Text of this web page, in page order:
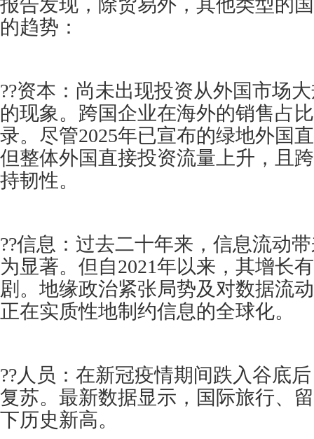
报告发现，除贸易外，其他类型的
的趋势：
??资本：尚未出现投资从外国市场
的现象。跨国企业在海外的销售占
录。尽管2025年已宣布的绿地外国
但整体外国直接投资流量上升，且
持韧性。
??信息：过去二十年来，信息流动
为显著。但自2021年以来，其增长
剧。地缘政治紧张局势及对数据流
正在实质性地制约信息的全球化。
??人员：在新冠疫情期间跌入谷底
复苏。最新数据显示，国际旅行、
下历史新高。